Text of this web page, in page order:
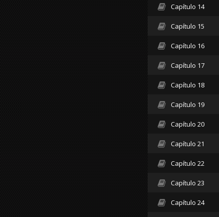
Capítulo 14
Capítulo 15
Capítulo 16
Capítulo 17
Capítulo 18
Capítulo 19
Capítulo 20
Capítulo 21
Capítulo 22
Capítulo 23
Capítulo 24